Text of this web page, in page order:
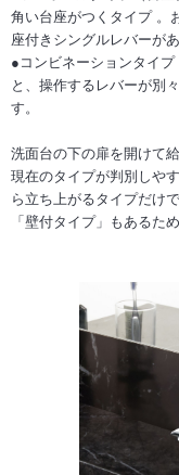
角い台座がつくタイプ 。
座付きシングルレバーがあ
●コンビネーションタイ
と、操作するレバーが別
す。
洗面台の下の扉を開けて
現在のタイプが判別しや
ら立ち上がるタイプだけ
「壁付タイプ」もあるた